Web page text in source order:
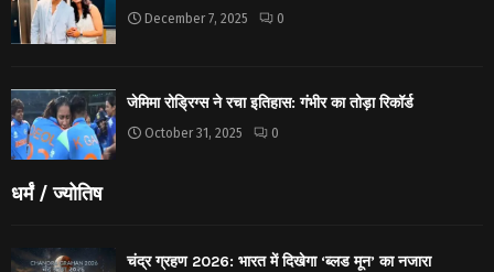
December 7, 2025 0
जेमिमा रोड्रिग्स ने रचा इतिहास: गंभीर का तोड़ा रिकॉर्ड
October 31, 2025 0
धर्मं / ज्योतिष
चंद्र ग्रहण 2026: भारत में दिखेगा ‘ब्लड मून’ का नजारा